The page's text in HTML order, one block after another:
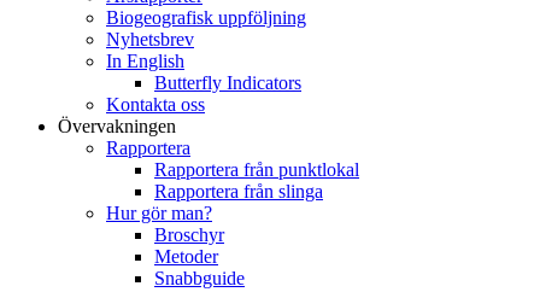
Biogeografisk uppföljning
Nyhetsbrev
In English
Butterfly Indicators
Kontakta oss
Övervakningen
Rapportera
Rapportera från punktlokal
Rapportera från slinga
Hur gör man?
Broschyr
Metoder
Snabbguide